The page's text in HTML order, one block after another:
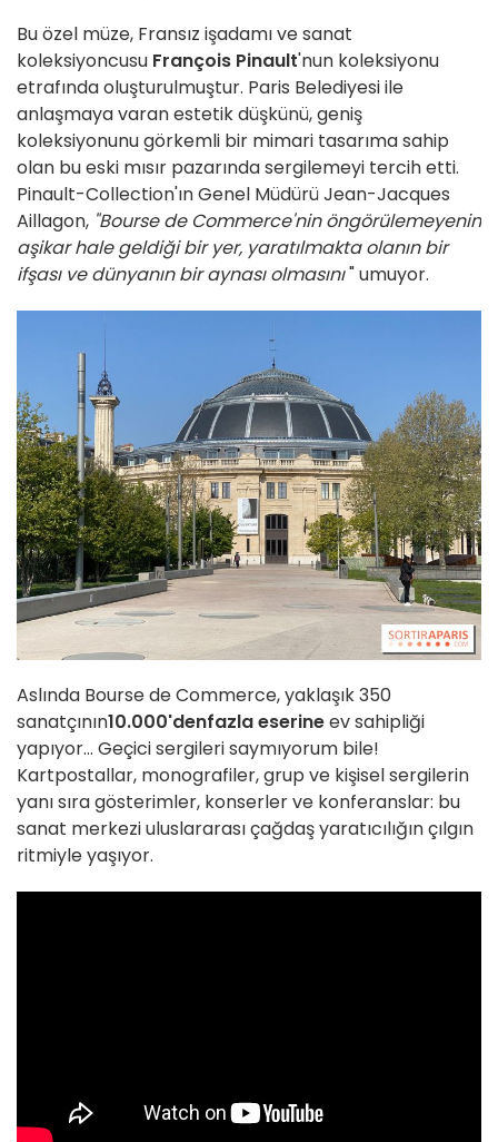
Bu özel müze, Fransız işadamı ve sanat
koleksiyoncusu François Pinault'nun koleksiyonu
etrafında oluşturulmuştur. Paris Belediyesi ile
anlaşmaya varan estetik düşkünü, geniş
koleksiyonunu görkemli bir mimari tasarıma sahip
olan bu eski mısır pazarında sergilemeyi tercih etti.
Pinault-Collection'ın Genel Müdürü Jean-Jacques
Aillagon, "Bourse de Commerce'nin öngörülemeyenin
aşikar hale geldiği bir yer, yaratılmakta olanın bir
ifşası ve dünyanın bir aynası olmasını" umuyor.
Aslında Bourse de Commerce, yaklaşık 350
sanatçının10.000'denfazla eserineev sahipliği
yapıyor... Geçici sergileri saymıyorum bile!
Kartpostallar, monografiler, grup ve kişisel sergilerin
yanı sıra gösterimler, konserler ve konferanslar: bu
sanat merkezi uluslararası çağdaş yaratıcılığın çılgın
ritmiyle yaşıyor.